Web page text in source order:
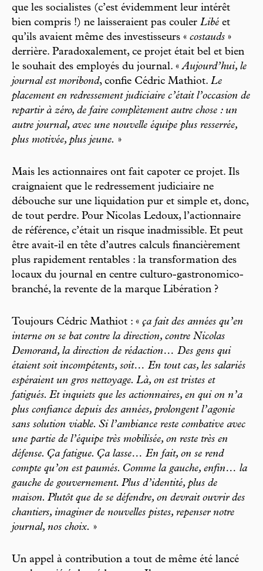
que les socialistes (c’est évidemment leur intérêt
bien compris !) ne laisseraient pas couler Libé et
qu’ils avaient même des investisseurs « costauds »
derrière. Paradoxalement, ce projet était bel et bien
le souhait des employés du journal. «Aujourd’hui, le
journal est moribond, confie Cédric Mathiot. Le
placement en redressement judiciaire c’était l’occasion de
repartir à zéro, de faire complètement autre chose : un
autre journal, avec une nouvelle équipe plus resserrée,
plus motivée, plus jeune. »
Mais les actionnaires ont fait capoter ce projet. Ils
craignaient que le redressement judiciaire ne
débouche sur une liquidation pur et simple et, donc,
de tout perdre. Pour Nicolas Ledoux, l’actionnaire
de référence, c’était un risque inadmissible. Et peut
être avait-il en tête d’autres calculs financièrement
plus rapidement rentables : la transformation des
locaux du journal en centre culturo-gastronomico-
branché, la revente de la marque Libération ?
Toujours Cédric Mathiot : « ça fait des années qu’en
interne on se bat contre la direction, contre Nicolas
Demorand, la direction de rédaction… Des gens qui
étaient soit incompétents, soit… En tout cas, les salariés
espéraient un gros nettoyage. Là, on est tristes et
fatigués. Et inquiets que les actionnaires, en qui on n’a
plus confiance depuis des années, prolongent l’agonie
sans solution viable. Si l’ambiance reste combative avec
une partie de l’équipe très mobilisée, on reste très en
défense. Ça fatigue. Ça lasse… En fait, on se rend
compte qu’on est paumés. Comme la gauche, enfin… la
gauche de gouvernement. Plus d’identité, plus de
maison. Plutôt que de se défendre, on devrait ouvrir des
chantiers, imaginer de nouvelles pistes, repenser notre
journal, nos choix. »
Un appel à contribution a tout de même été lancé